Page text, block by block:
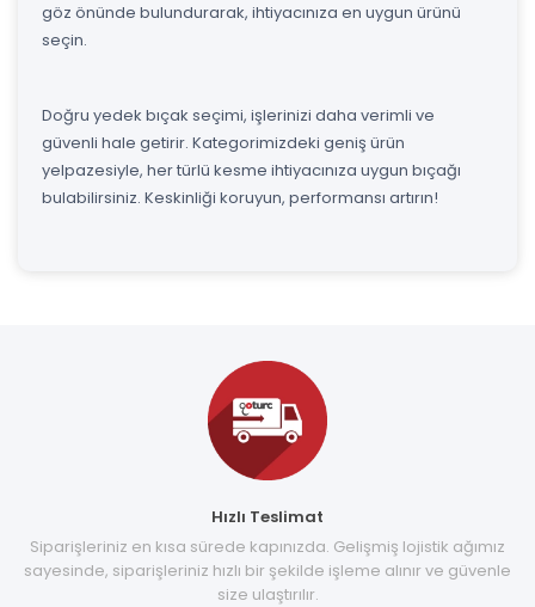
göz önünde bulundurarak, ihtiyacınıza en uygun ürünü
seçin.
Doğru yedek bıçak seçimi, işlerinizi daha verimli ve
güvenli hale getirir. Kategorimizdeki geniş ürün
yelpazesiyle, her türlü kesme ihtiyacınıza uygun bıçağı
bulabilirsiniz. Keskinliği koruyun, performansı artırın!
Hızlı Teslimat
Siparişleriniz en kısa sürede kapınızda. Gelişmiş lojistik ağımız
sayesinde, siparişleriniz hızlı bir şekilde işleme alınır ve güvenle
size ulaştırılır.